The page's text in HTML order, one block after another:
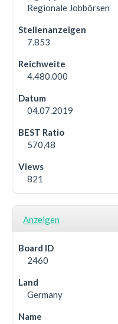
Regionale Jobbörsen
7.853
4.480.000
04.07.2019
570,48
821
Anzeigen
2460
Germany